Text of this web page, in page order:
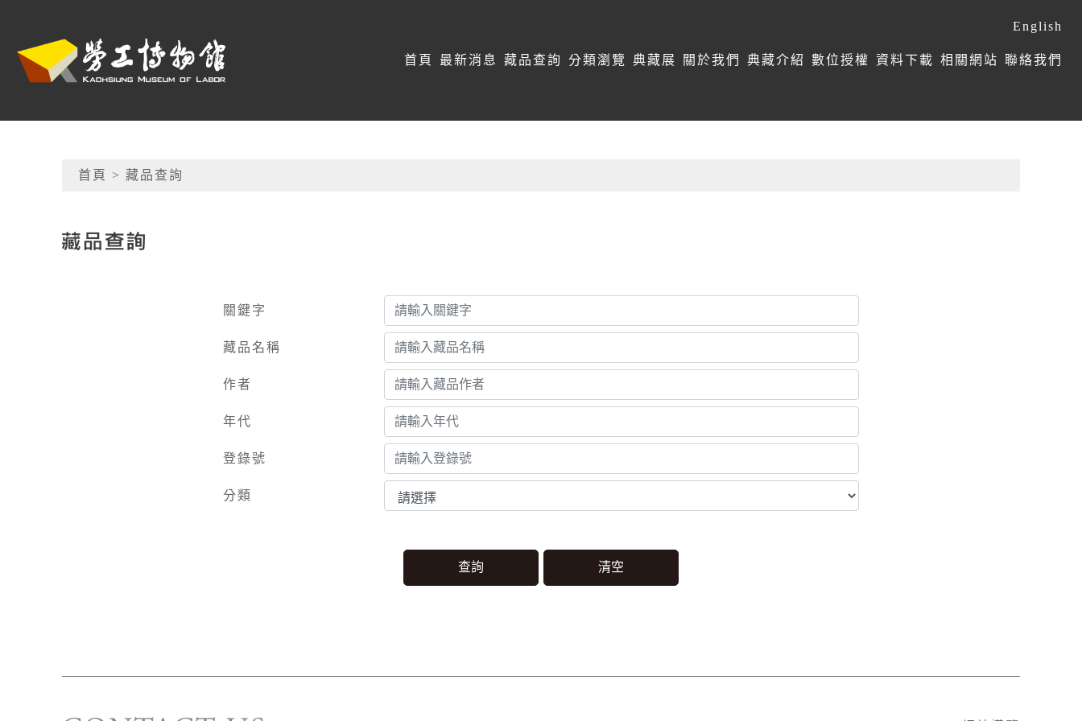
高雄市勞工博物館
網頁導覽
首頁 最新消息 藏品查詢 分類瀏覽 典藏展 關於我們 典藏介紹 數位授權 資料下載 相關網站 聯絡我們
English
首頁 > 藏品查詢
藏品查詢
關鍵字
藏品名稱
作者
年代
登錄號
分類